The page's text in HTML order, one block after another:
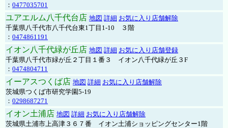
： 0477035701
ユアエルム八千代台店 地図 詳細 お気に入り店舗解除
千葉県八千代市八千代台東1丁目1-10 ３階
： 0474861191
イオン八千代緑が丘店 地図 詳細 お気に入り店舗登録
千葉県八千代市緑が丘２丁目１番３ イオン八千代緑が丘３F
： 0474804711
イーアスつくば店 地図 詳細 お気に入り店舗解除
茨城県つくば市研究学園5-19
： 0298687271
イオン土浦店 地図 詳細 お気に入り店舗解除
茨城県土浦市上高津３６７番 イオン土浦ショッピングセンター1階